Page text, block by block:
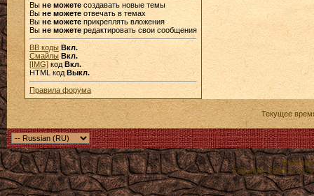
Вы не можете создавать новые темы
Выне можете отвечать в темах
Выне можете прикреплять вложения
Вы не можетередактировать свои сообщения
BB коды Вкл.
Смайлы Вкл.
[IMG] код Вкл.
HTML код Выкл.
Правила форума
Текущее
Powered
Copyright ©2000 -